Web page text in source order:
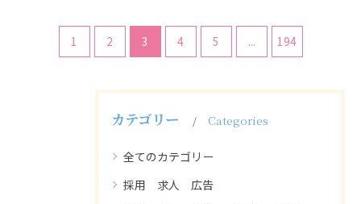
1 2 3 4 5 ... 194
カテゴリー Categories
全てのカテゴリー
採用 求人 広告